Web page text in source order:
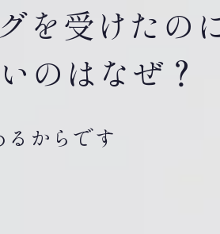
を受けたのに
のはなぜ？
からです